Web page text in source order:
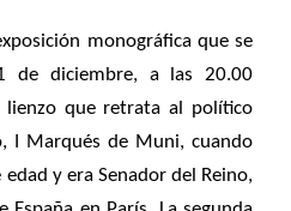
monográfica que se
de diciembre, a las 20.00
lienzo que retrata al político
I Marqués de Muni, cuando
y era Senador del Reino,